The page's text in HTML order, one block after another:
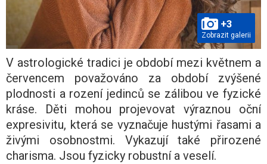
+3
Zobrazit galerii
V astrologické tradici je období mezi květnem a
červencem považováno za období zvýšené
plodnosti a rození jedinců se zálibou ve fyzické
kráse. Děti mohou projevovat výraznou oční
expresivitu, která se vyznačuje hustými řasami a
živými osobnostmi. Vykazují také přirozené
charisma. Jsou fyzicky robustní a veselí.